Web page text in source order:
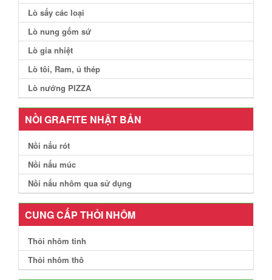
Lò sấy các loại
Lò nung gốm sứ
Lò gia nhiệt
Lò tôi, Ram, ủ thép
Lò nướng PIZZA
NỒI GRAFITE NHẬT BẢN
Nồi nấu rót
Nồi nấu múc
Nồi nấu nhôm qua sử dụng
CUNG CẤP THỎI NHÔM
Thỏi nhôm tinh
Thỏi nhôm thô